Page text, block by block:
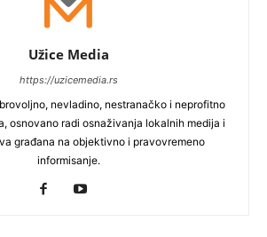
Užice Media
https://uzicemedia.rs
nevladino, nestranačko i neprofitno
osnovano radi osnaživanja lokalnih medija i
građana na objektivno i pravovremeno
informisanje.